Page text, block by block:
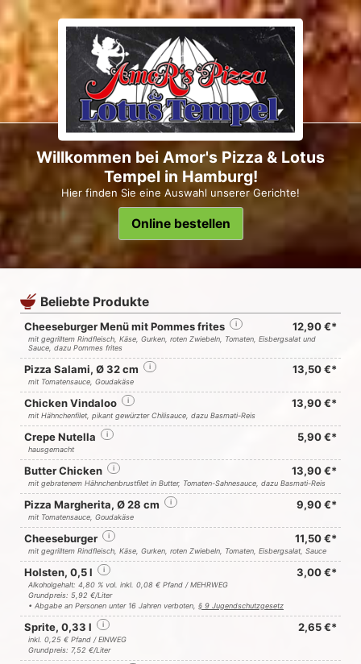
Willkommen bei Amor's Pizza & Lotus
Tempel in Hamburg!
Hier finden Sie eine Auswahl unserer Gerichte!
Online bestellen
Beliebte Produkte
Cheeseburger Menü mit Pommes frites i 12,90 €*
mit gegrilltem Rindfleisch, Käse, Gurken, roten Zwiebeln, Tomaten, Eisbergsalat und
Sauce, dazu Pommes frites
Pizza Salami, Ø 32 cm i 13,50 €*
mit Tomatensauce, Goudakäse
Chicken Vindaloo i 13,90 €*
mit Hähnchenfilet, pikant gewürzter Chilisauce, dazu Basmati-Reis
Crepe Nutella i 5,90 €*
hausgemacht
Butter Chicken i 13,90 €*
mit gebratenem Hähnchenbrustfilet in Butter, Tomaten-Sahnesauce, dazu Basmati-Reis
Pizza Margherita, Ø 28 cm i 9,90 €*
mit Tomatensauce, Goudakäse
Cheeseburger i 11,50 €*
mit gegrilltem Rindfleisch, Käse, Gurken, roten Zwiebeln, Tomaten, Eisbergsalat, Sauce
Holsten, 0,5 l i 3,00 €*
Alkoholgehalt: 4,80 % vol. inkl. 0,08 € Pfand / MEHRWEG
Grundpreis: 5,92 €/Liter
• Abgabe an Personen unter 16 Jahren verboten, § 9 Jugendschutzgesetz
Sprite, 0,33 l i 2,65 €*
inkl. 0,25 € Pfand / EINWEG
Grundpreis: 7,52 €/Liter